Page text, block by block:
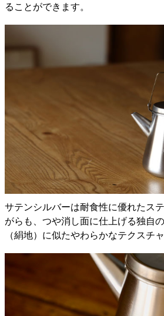
ることができます。
サテンシルバーは耐食性に優れたス
がらも、つや消し面に仕上げる独自
（絹地）に似たやわらかなテクスチ